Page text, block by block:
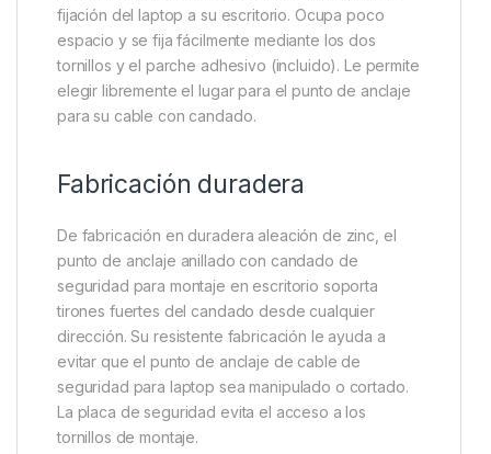
fijación del laptop a su escritorio. Ocupa poco
espacio y se fija fácilmente mediante los dos
tornillos y el parche adhesivo (incluido). Le permite
elegir libremente el lugar para el punto de anclaje
para su cable con candado.
Fabricación duradera
De fabricación en duradera aleación de zinc, el
punto de anclaje anillado con candado de
seguridad para montaje en escritorio soporta
tirones fuertes del candado desde cualquier
dirección. Su resistente fabricación le ayuda a
evitar que el punto de anclaje de cable de
seguridad para laptop sea manipulado o cortado.
La placa de seguridad evita el acceso a los
tornillos de montaje.